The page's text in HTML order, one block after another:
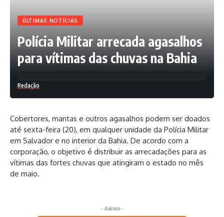
ÚLTIMAS NOTÍCIAS
Polícia Militar arrecada agasalhos
para vítimas das chuvas na Bahia
Redação
Cobertores, mantas e outros agasalhos podem ser doados
até sexta-feira (20), em qualquer unidade da Polícia Militar
em Salvador e no interior da Bahia. De acordo com a
corporação, o objetivo é distribuir as arrecadações para as
vítimas das fortes chuvas que atingiram o estado no mês
de maio.
- Anúncio -